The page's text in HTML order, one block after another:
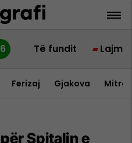
Të fundit Lajme
Ferizaj Gjakova
Spitalin e